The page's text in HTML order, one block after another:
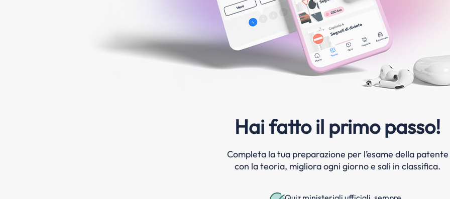
Hai fatto il primo passo!
Completa la tua preparazione per l’esame della patente
con la teoria, migliora ogni giorno e sali in classifica.